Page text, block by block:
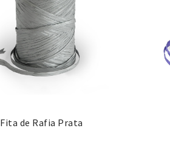
Fita de Rafia Prata